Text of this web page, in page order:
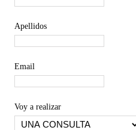
Apellidos
Email
Voy a realizar